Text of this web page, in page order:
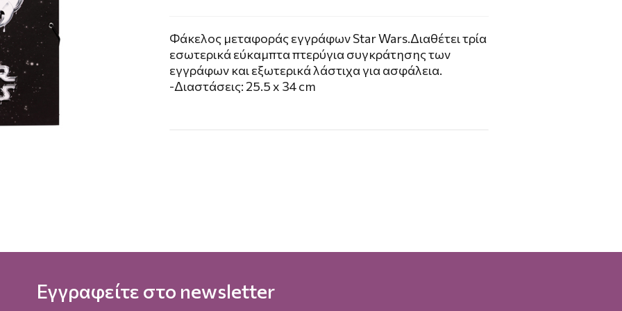
Φάκελος μεταφοράς εγγράφων Star Wars.Διαθέτει τρία
εσωτερικά εύκαμπτα πτερύγια συγκράτησης των
εγγράφων και εξωτερικά λάστιχα για ασφάλεια.
-Διαστάσεις: 25.5 x 34 cm
Εγγραφείτε στο newsletter